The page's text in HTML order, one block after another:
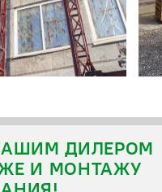
ДИЛЕРОМ
И МОНТАЖУ